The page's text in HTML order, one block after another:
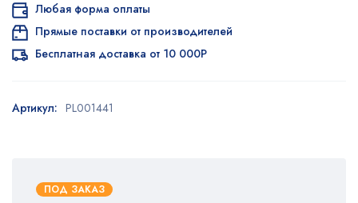
ПОД ЗАКАЗ
Любая форма оплаты
Прямые поставки от производителей
Бесплатная доставка от 10 000Р
Артикул: PL001441